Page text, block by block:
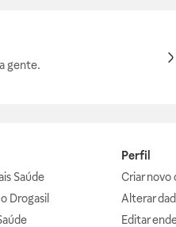
gente.
Saúde
Drogasil
Perfil
Criar novo
Alterar
Editar